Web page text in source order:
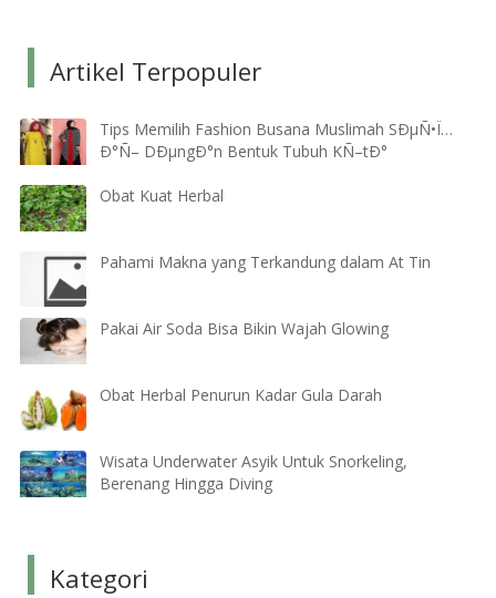
Artikel Terpopuler
Tips Memilih Fashion Busana Muslimah SÐµÑ•Ï…
Ð°Ñ– DÐµngÐ°n Bentuk Tubuh KÑ–tÐ°
Obat Kuat Herbal
Pahami Makna yang Terkandung dalam At Tin
Pakai Air Soda Bisa Bikin Wajah Glowing
Obat Herbal Penurun Kadar Gula Darah
Wisata Underwater Asyik Untuk Snorkeling,
Berenang Hingga Diving
Kategori